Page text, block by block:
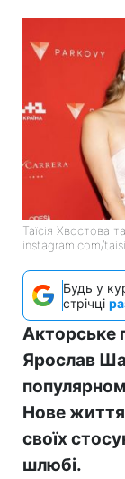
Таїсія Хвостова
instagram.com/
Будь у
стрічці
Акторське
Ярослав
Нове
своїх
шлюбі.